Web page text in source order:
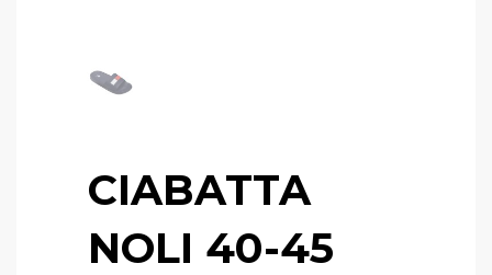
CIABATTA
NOLI 40-45